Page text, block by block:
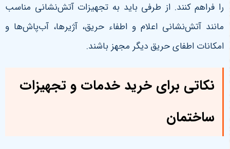
را فراهم کنند. از طرفی باید به تجهیزات آتش‌نشانی مناسب
مانند آتش‌نشانی اعلام و اطفاء حریق، آژیرها، آب‌پاش‌ها و
امکانات اطفای حریق دیگر مجهز باشند.
نکاتی برای خرید خدمات و تجهیزات
ساختمان